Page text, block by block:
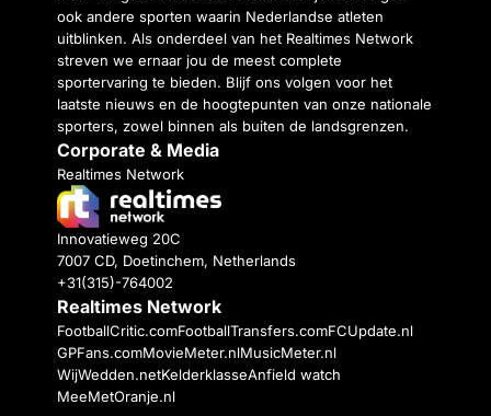
ook andere sporten waarin Nederlandse atleten
uitblinken. Als onderdeel van het Realtimes Network
streven we ernaar jou de meest complete
sportervaring te bieden. Blijf ons volgen voor het
laatste nieuws en de hoogtepunten van onze nationale
sporters, zowel binnen als buiten de landsgrenzen.
Corporate & Media
Realtimes Network
Innovatieweg 20C
7007 CD, Doetinchem, Netherlands
+31(315)-764002
Realtimes Network
FootballCritic.comFootballTransfers.comFCUpdate.nl
GPFans.comMovieMeter.nlMusicMeter.nl
WijWedden.netKelderklasseAnfield watch
MeeMetOranje.nl